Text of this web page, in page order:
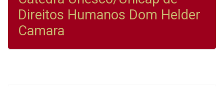
Direitos Humanos Dom Helder
Camara